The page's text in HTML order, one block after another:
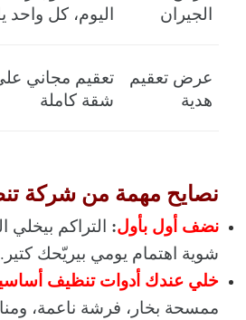
الجيران
اليوم، كل واحد
هدية
شقة كاملة
نصايح مهمة من شركة
نضف أول بأول:
شوية اهتمام يومي بيريّحك كتير.
خلي عندك أدوات تنظيف
ممسحة بخار، فرشة ناعمة،